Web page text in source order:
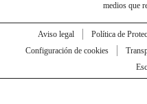
medios que
Aviso legal Política de
Configuración de cookies